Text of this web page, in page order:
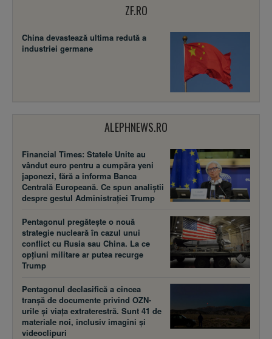
ZF.RO
China devastează ultima redută a
industriei germane
ALEPHNEWS.RO
Financial Times: Statele Unite au
vândut euro pentru a cumpăra yeni
japonezi, fără a informa Banca
Centrală Europeană. Ce spun analiștii
despre gestul Administrației Trump
Pentagonul pregătește o nouă
strategie nucleară în cazul unui
conflict cu Rusia sau China. La ce
opțiuni militare ar putea recurge
Trump
Pentagonul declasifică a cincea
tranșă de documente privind OZN-
urile și viața extraterestră. Sunt 41 de
materiale noi, inclusiv imagini și
videoclipuri